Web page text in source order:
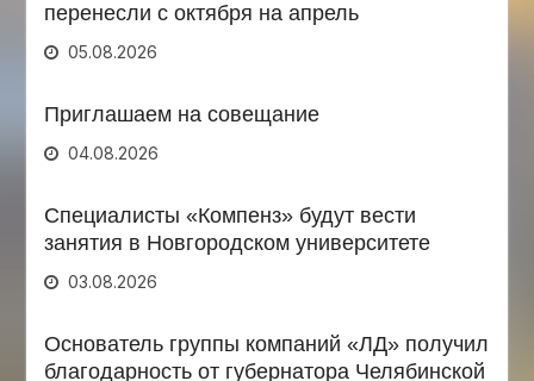
перенесли с октября на апрель
05.08.2026
Приглашаем на совещание
04.08.2026
Специалисты «Компенз» будут вести
занятия в Новгородском университете
03.08.2026
Основатель группы компаний «ЛД» получил
благодарность от губернатора Челябинской